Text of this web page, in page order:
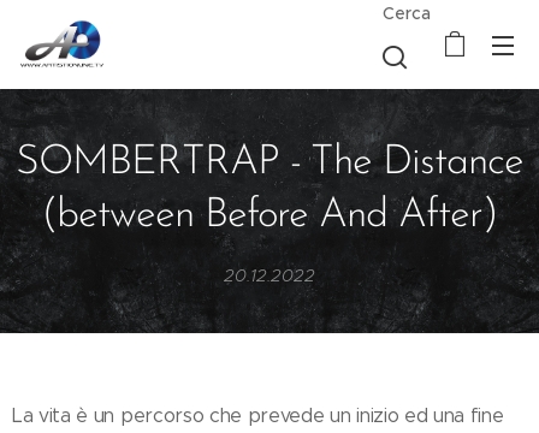
Cerca
SOMBERTRAP - The Distance
(between Before And After)
20.12.2022
La vita è un percorso che prevede un inizio ed una fine